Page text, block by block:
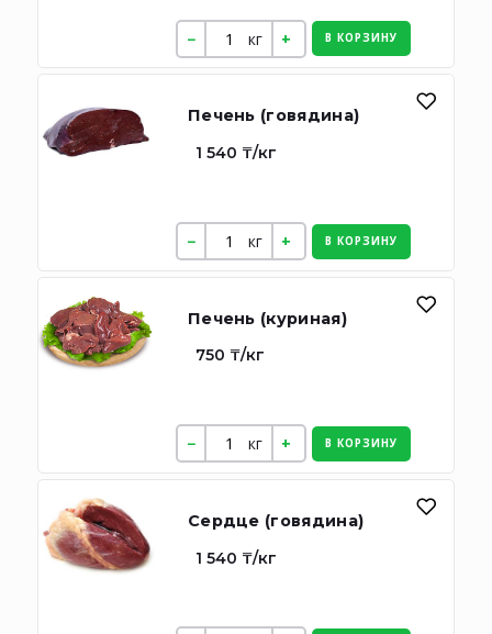
кг В КОРЗИНУ
Печень (говядина)
1 540 ₸/кг
кг В КОРЗИНУ
Печень (куриная)
750 ₸/кг
кг В КОРЗИНУ
Сердце (говядина)
1 540 ₸/кг